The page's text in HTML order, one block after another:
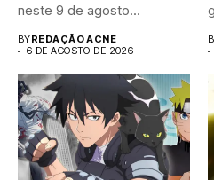
neste 9 de agosto...
BYREDAÇÃO ACNE
6 DE AGOSTO DE 2026